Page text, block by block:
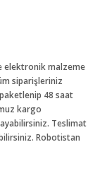
elektronik malzeme
siparişleriniz
48 saat
kargo
Teslimat
Robotistan